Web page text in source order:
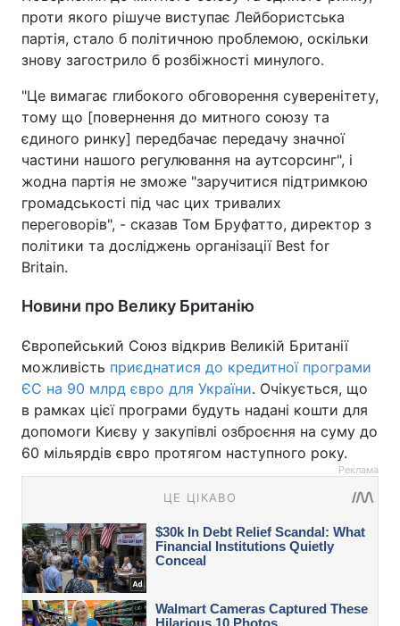
проти якого рішуче виступає Лейбористська
партія, стало б політичною проблемою, оскільки
знову загострило б розбіжності минулого.
"Це вимагає глибокого обговорення суверенітету,
тому що [повернення до митного союзу та
єдиного ринку] передбачає передачу значної
частини нашого регулювання на аутсорсинг", і
жодна партія не зможе "заручитися підтримкою
громадськості під час цих тривалих
переговорів", - сказав Том Бруфатто, директор з
політики та досліджень організації Best for
Britain.
Новини про Велику Британію
Європейський Союз відкрив Великій Британії
можливість приєднатися до кредитної програми
ЄС на 90 млрд євро для України. Очікується, що
в рамках цієї програми будуть надані кошти для
допомоги Києву у закупівлі озброєння на суму до
60 мільярдів євро протягом наступного року.
Реклама